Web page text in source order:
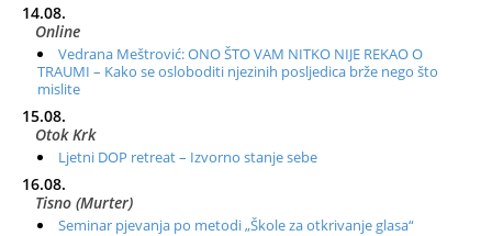
14.08.
Online
Vedrana Meštrović: ONO ŠTO VAM NITKO NIJE REKAO O
TRAUMI – Kako se osloboditi njezinih posljedica brže nego što
mislite
15.08.
Otok Krk
Ljetni DOP retreat – Izvorno stanje sebe
16.08.
Tisno (Murter)
Seminar pjevanja po metodi „Škole za otkrivanje glasa“